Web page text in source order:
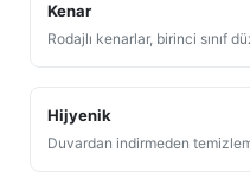
Kenar
Rodajlı kenarlar, birinci sınıf
Hijyenik
Duvardan indirmeden